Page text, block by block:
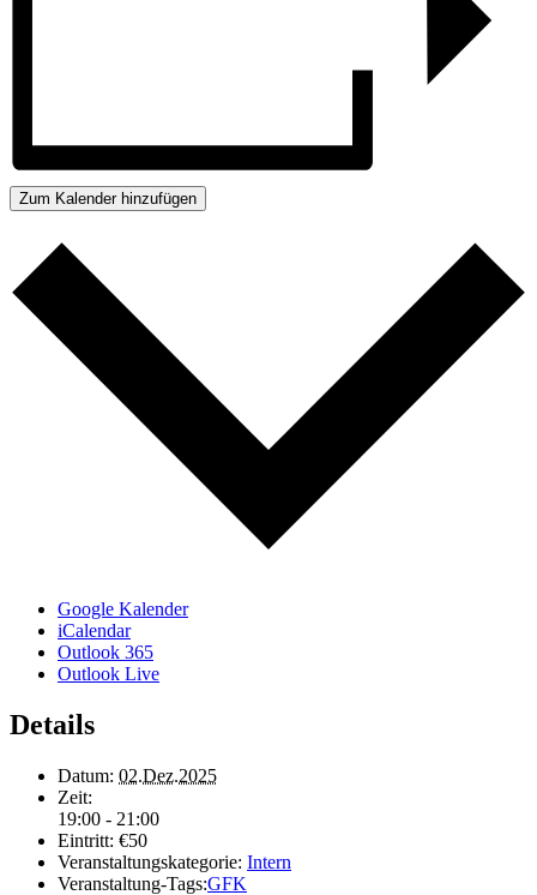
Zum Kalender hinzufügen
Google Kalender
iCalendar
Outlook 365
Outlook Live
Details
Datum: 02.Dez.2025
Zeit:
19:00 - 21:00
Eintritt: €50
Veranstaltungskategorie: Intern
Veranstaltung-Tags:GFK